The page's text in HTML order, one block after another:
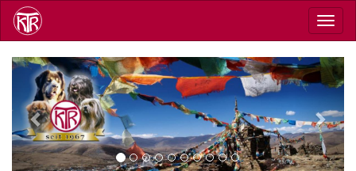
Direkt
zum
Inhalt
Previous Next